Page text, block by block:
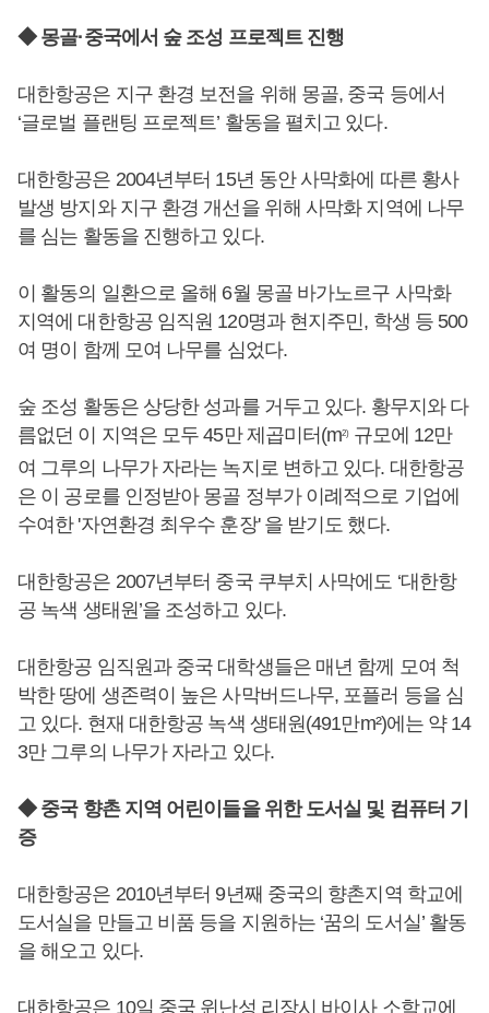
◆ 몽골·중국에서 숲 조성 프로젝트 진행
대한항공은 지구 환경 보전을 위해 몽골, 중국 등에서
‘글로벌 플랜팅 프로젝트’ 활동을 펼치고 있다.
대한항공은 2004년부터 15년 동안 사막화에 따른 황사
발생 방지와 지구 환경 개선을 위해 사막화 지역에 나무
를 심는 활동을 진행하고 있다.
이 활동의 일환으로 올해 6월 몽골 바가노르구 사막화
지역에 대한항공 임직원 120명과 현지주민, 학생 등 500
여 명이 함께 모여 나무를 심었다.
숲 조성 활동은 상당한 성과를 거두고 있다. 황무지와 다
름없던 이 지역은 모두 45만 제곱미터(m2)규모에 12만
여 그루의 나무가 자라는 녹지로 변하고 있다. 대한항공
은 이 공로를 인정받아 몽골 정부가 이례적으로 기업에
수여한 '자연환경 최우수 훈장' 을 받기도 했다.
대한항공은 2007년부터 중국 쿠부치 사막에도 ‘대한항
공 녹색 생태원’을 조성하고 있다.
대한항공 임직원과 중국 대학생들은 매년 함께 모여 척
박한 땅에 생존력이 높은 사막버드나무, 포플러 등을 심
고 있다. 현재 대한항공 녹색 생태원(491만m²)에는 약 14
3만 그루의 나무가 자라고 있다.
◆ 중국 향촌 지역 어린이들을 위한 도서실 및 컴퓨터 기
증
대한항공은 2010년부터 9년째 중국의 향촌지역 학교에
도서실을 만들고 비품 등을 지원하는 ‘꿈의 도서실’ 활동
을 해오고 있다.
대한항공은 10일 중국 윈난성 리장시 바이사 소학교에